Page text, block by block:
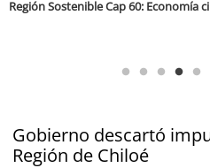
Valparaíso Región Sostenible Cap. 83:
Gobierno descartó
Región de Chiloé